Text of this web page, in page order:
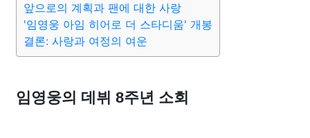
앞으로의 계획과 팬에 대한 사랑
'임영웅 아임 히어로 더 스타디움' 개봉
결론: 사랑과 여정의 여운
임영웅의 데뷔 8주년 소회